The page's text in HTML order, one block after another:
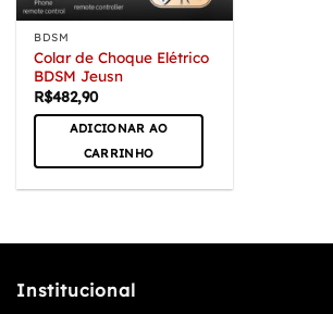
BDSM
Colar de Choque Elétrico
BDSM Jeusn
R$482,90
ADICIONAR AO
CARRINHO
Institucional